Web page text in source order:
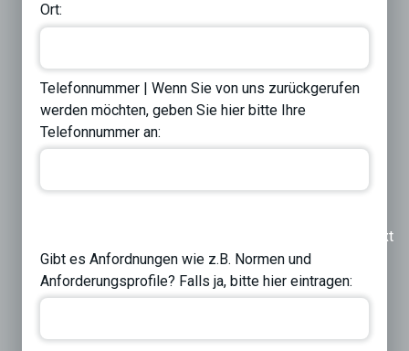
Ort:
Telefonnummer | Wenn Sie von uns zurückgerufen
werden möchten, geben Sie hier bitte Ihre
Telefonnummer an:
Next
Gibt es Anfordnungen wie z.B. Normen und
Anforderungsprofile? Falls ja, bitte hier eintragen: